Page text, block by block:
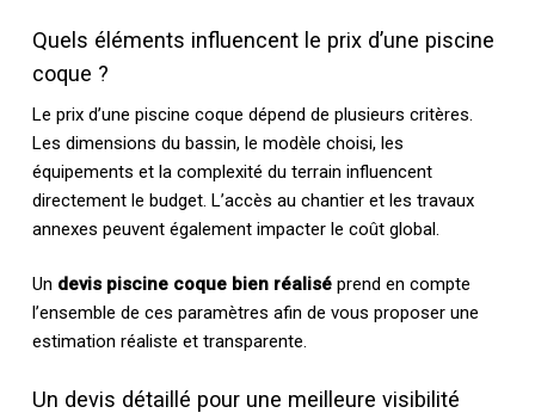
Quels éléments influencent le prix d’une piscine
coque ?
Le prix d’une piscine coque dépend de plusieurs critères.
Les dimensions du bassin, le modèle choisi, les
équipements et la complexité du terrain influencent
directement le budget. L’accès au chantier et les travaux
annexes peuvent également impacter le coût global.
Un devis piscine coque bien réalisé prend en compte
l’ensemble de ces paramètres afin de vous proposer une
estimation réaliste et transparente.
Un devis détaillé pour une meilleure visibilité